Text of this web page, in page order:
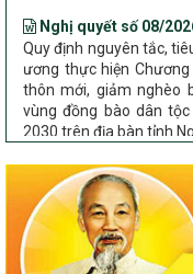
Quy định nguyên tắc,
ương thực hiện
thôn mới, giảm nghèo
vùng đồng bào dân
2030 trên địa bàn tỉnh
Chỉ Thị số 22-CT/TU
về đẩy mạnh thực hiện
nông thôn mới, giảm
hội vùng đồng bào dân
2030 trên địa bàn tỉnh
Quyết định số 2490/